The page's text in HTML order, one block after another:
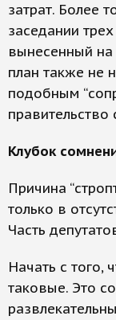
затрат. Более
заседании
вынесенный
план также не
подобным
правительство
Клубок
Причина
только в
Часть
Начать с того,
таковые. Это